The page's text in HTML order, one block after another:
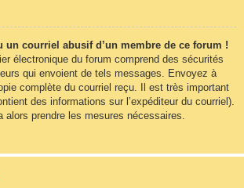
un courriel abusif d’un membre de ce forum !
électronique du forum comprend des sécurités
qui envoient de tels messages. Envoyez à
complète du courriel reçu. Il est très important
des informations sur l’expéditeur du courriel).
alors prendre les mesures nécessaires.